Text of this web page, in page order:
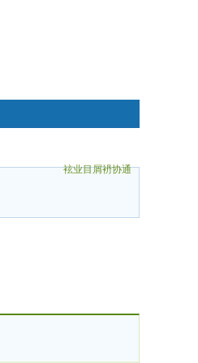
袨业目屑袇协通